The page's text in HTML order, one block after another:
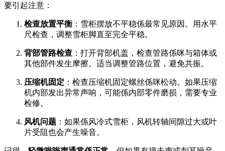
要引起注意：
检查放置平衡 ：雪柜摆放不平稳係最常见原因。用水平
尺检查，调整雪柜脚直至完全平稳。
背部管路检查 ：打开背部机盖，检查管路係咪与箱体或
其他部件发生摩擦。适当调整管路位置，避免共振。
压缩机固定 ：检查压缩机固定螺丝係咪松动。如果压缩
机内部发出异常声响，可能係内部零件磨损，需要专业
检修。
风机问题 ：如果係风冷式雪柜，风机转轴间隙过大或叶
片受阻也会产生噪音。